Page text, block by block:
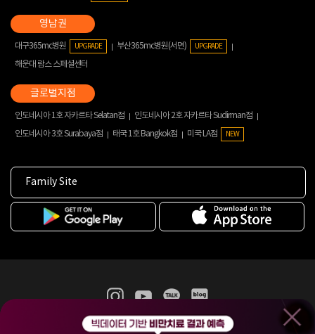
대구365mc병원 UPGRADE 부산365mc병원(서면) UPGRADE
해운대 람스 스페셜센터
인도네시아 1호 자카르타 Selatan점
인도네시아 2호 자카르타 Sudirman점
인도네시아 3호 Surabaya점
태국 1호 Bangkok점 미국 LA점 NEW
Family Site
365mc 병·의원 이용약관
홈페이지 이용약관